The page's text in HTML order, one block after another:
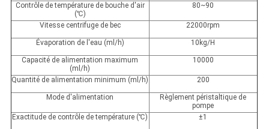
Contrôle de température de bouche d'air
(℃)
80~90
Vitesse centrifuge de bec 22000rpm
Évaporation de l'eau (ml/h) 10kg/H
Capacité de alimentation maximum
(ml/h)
10000
Quantité de alimentation minimum (ml/h) 200
Mode d'alimentation
Règlement péristaltique de
pompe
Exactitude de contrôle de température (℃)
±1